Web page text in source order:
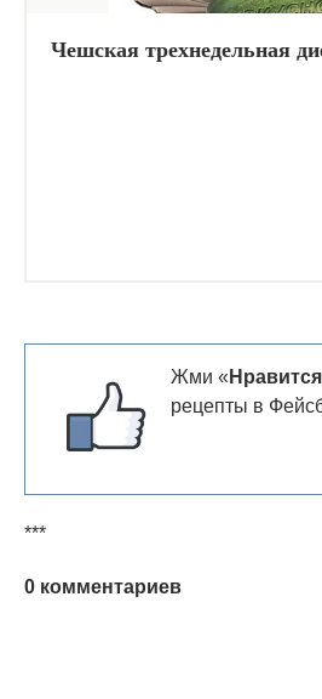
Чешская трехнедельная
Жми « Нравится
рецепты в
***
0 комментариев